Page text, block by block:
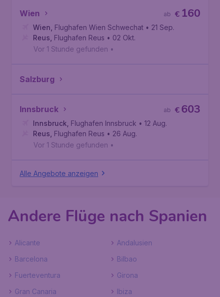
Wien € 160
ab
Wien Flughafen Wien Schwechat • 21 Sep.
Reus Flughafen Reus • 02 Okt.
Vor 1 Stunde gefunden •
Salzburg
Innsbruck €603
ab
Innsbruck Flughafen Innsbruck • 12 Aug.
Reus Flughafen Reus • 26 Aug.
Vor 1 Stunde gefunden •
Alle Angebote anzeigen
Andere Flüge nach Spanien
Alicante
Andalusien
Barcelona
Bilbao
Fuerteventura
Girona
Gran Canaria
Ibiza